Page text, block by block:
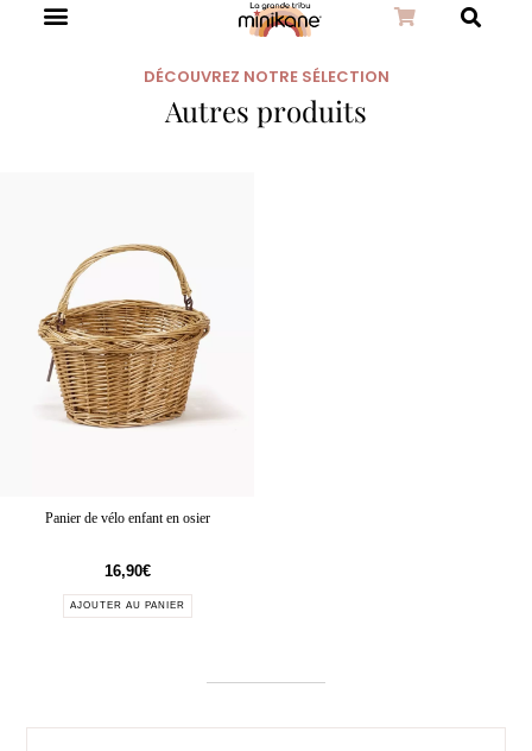
DÉCOUVREZ NOTRE SÉLECTION
Autres produits
Panier de vélo enfant en osier
16,90€
AJOUTER AU PANIER